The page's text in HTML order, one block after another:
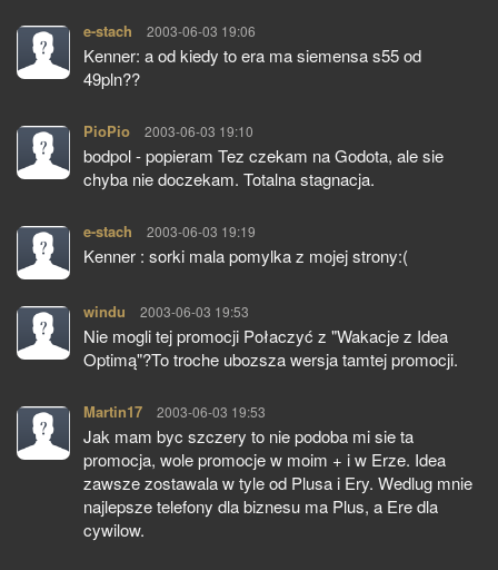
e-stach pisze:
2003-06-03 19:06
Kenner: a od kiedy to era ma siemensa s55 od
49pln??
PioPio pisze:
2003-06-03 19:10
bodpol - popieram Tez czekam na Godota, ale sie
chyba nie doczekam. Totalna stagnacja.
e-stach pisze:
2003-06-03 19:19
Kenner : sorki mala pomylka z mojej strony:(
windu pisze:
2003-06-03 19:53
Nie mogli tej promocji Połaczyć z "Wakacje z Idea
Optimą"?To troche ubozsza wersja tamtej promocji.
Martin17 pisze:
2003-06-03 19:53
Jak mam byc szczery to nie podoba mi sie ta
promocja, wole promocje w moim + i w Erze. Idea
zawsze zostawala w tyle od Plusa i Ery. Wedlug mnie
najlepsze telefony dla biznesu ma Plus, a Ere dla
cywilow.